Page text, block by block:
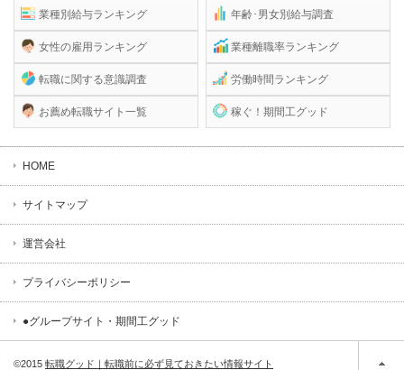
業種別給与ランキング
女性の雇用ランキング
転職に関する意識調査
お薦め転職サイト一覧
年齢･男女別給与調査
業種離職率ランキング
労働時間ランキング
稼ぐ！期間工グッド
HOME
サイトマップ
運営会社
プライバシーポリシー
●グループサイト・期間工グッド
©2015 転職グッド｜転職前に必ず見ておきたい情報サイト